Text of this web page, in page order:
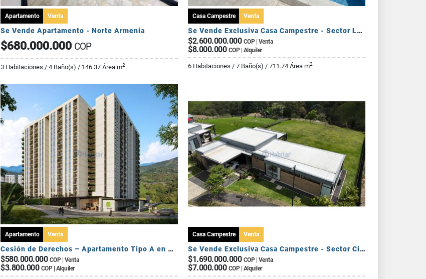
Apartamento Venta
Se Vende Apartamento - Norte Armenia
$680.000.000 COP
3 Habitaciones / 4 Baño(s) / 146.37 Área m2
Casa Campestre Venta
Se Vende Exclusiva Casa Campestre - Sector La Tebaida
$2.600.000.000 COP | Venta
$8.000.000 COP | Alquiler
6 Habitaciones / 7 Baño(s) / 711.74 Área m2
Apartamento Venta
Cesión de Derechos – Apartamento Tipo A en Seroa | Avenida Centenario
$580.000.000 COP | Venta
$3.800.000 COP | Alquiler
Casa Campestre Venta
Se Vende Exclusiva Casa Campestre - Sector Circasia
$1.690.000.000 COP | Venta
$7.000.000 COP | Alquiler